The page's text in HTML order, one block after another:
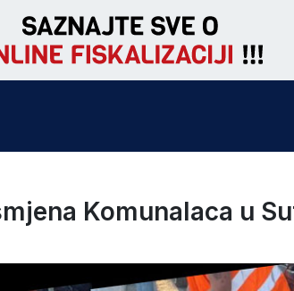
Komunalaca u